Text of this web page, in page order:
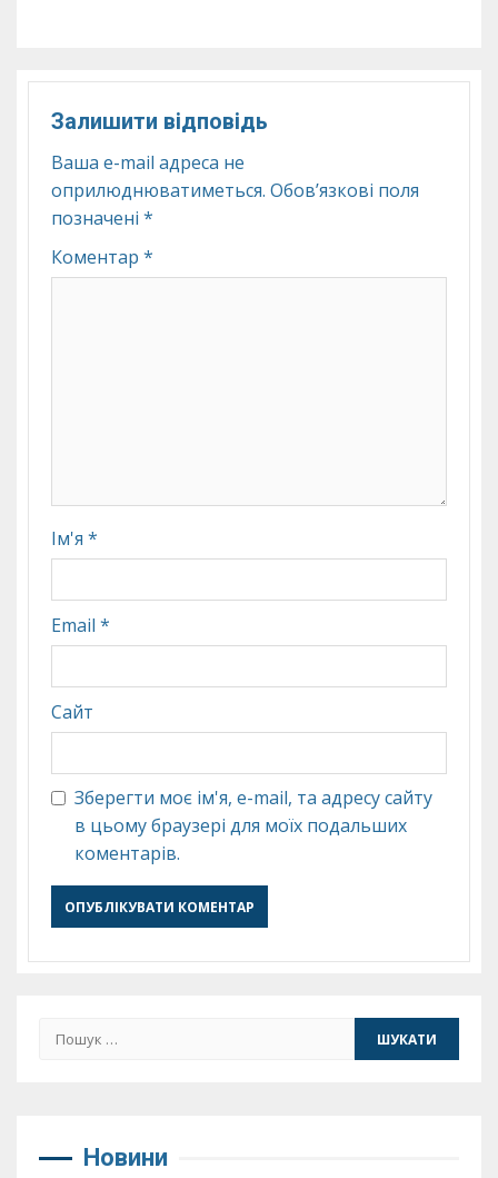
Залишити відповідь
Ваша e-mail адреса не
оприлюднюватиметься. Обов’язкові поля
позначені *
Коментар *
Ім'я *
Email *
Сайт
Зберегти моє ім'я, e-mail, та адресу сайту
в цьому браузері для моїх подальших
коментарів.
Пошук:
Новини